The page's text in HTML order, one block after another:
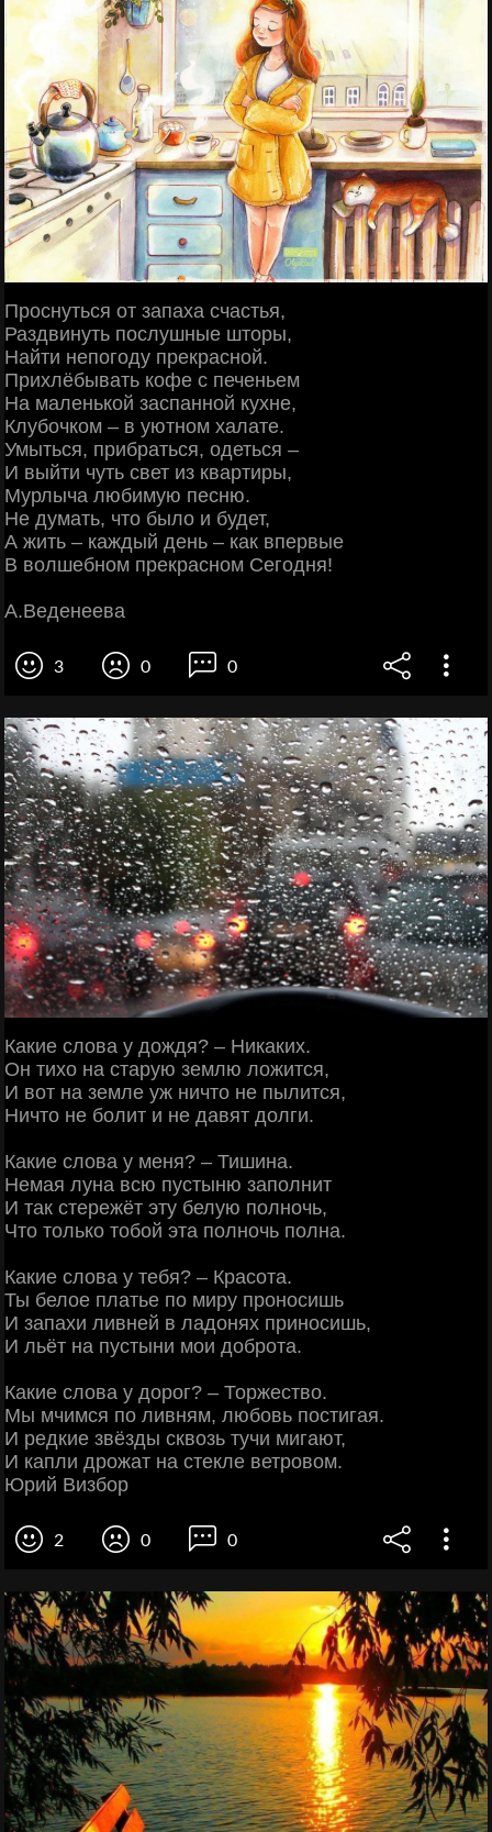
Проснуться от запаха счастья,
Раздвинуть послушные шторы,
Найти непогоду прекрасной.
Прихлёбывать кофе с печеньем
На маленькой заспанной кухне,
Клубочком – в уютном халате.
Умыться, прибраться, одеться –
И выйти чуть свет из квартиры,
Мурлыча любимую песню.
Не думать, что было и будет,
А жить – каждый день – как впервые
В волшебном прекрасном Сегодня!
А.Веденеева
3 0 0
Какие слова у дождя? – Никаких.
Он тихо на старую землю ложится,
И вот на земле уж ничто не пылится,
Ничто не болит и не давят долги.
Какие слова у меня? – Тишина.
Немая луна всю пустыню заполнит
И так стережёт эту белую полночь,
Что только тобой эта полночь полна.
Какие слова у тебя? – Красота.
Ты белое платье по миру проносишь
И запахи ливней в ладонях приносишь,
И льёт на пустыни мои доброта.
Какие слова у дорог? – Торжество.
Мы мчимся по ливням, любовь постигая.
И редкие звёзды сквозь тучи мигают,
И капли дрожат на стекле ветровом.
Юрий Визбор
2 0 0